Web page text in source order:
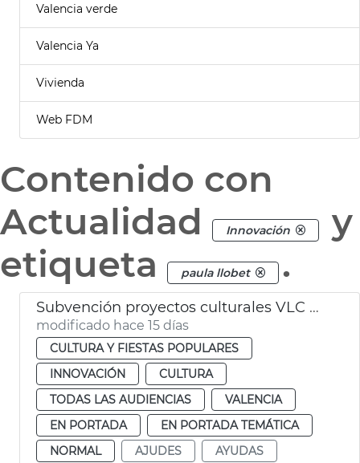
Valencia verde
Valencia Ya
Vivienda
Web FDM
Contenido con
Actualidad
Innovación
y
etiqueta
paula llobet .
Subvención proyectos culturales VLC Music City
modificado hace 15 días
CULTURA Y FIESTAS POPULARES
INNOVACIÓN
CULTURA
TODAS LAS AUDIENCIAS
VALENCIA
EN PORTADA
EN PORTADA TEMÁTICA
NORMAL
AJUDES
AYUDAS